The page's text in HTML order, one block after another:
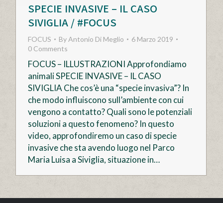
SPECIE INVASIVE – IL CASO
SIVIGLIA / #FOCUS
FOCUS ByAntonio Di Meglio
6 Marzo 2019
0 Comments
FOCUS – ILLUSTRAZIONI Approfondiamo
animali SPECIE INVASIVE – IL CASO
SIVIGLIA Che cos’è una “specie invasiva”? In
che modo influiscono sull’ambiente con cui
vengono a contatto? Quali sono le potenziali
soluzioni a questo fenomeno? In questo
video, approfondiremo un caso di specie
invasive che sta avendo luogo nel Parco
Maria Luisa a Siviglia, situazione in…